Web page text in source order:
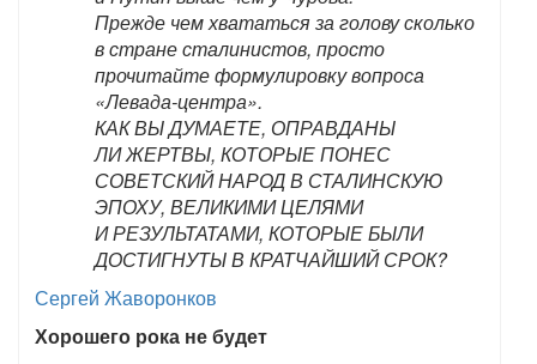
Прежде чем хвататься за голову сколько
в стране сталинистов, просто
прочитайте формулировку вопроса
«Левада-центра».
КАК ВЫ ДУМАЕТЕ, ОПРАВДАНЫ
ЛИ ЖЕРТВЫ, КОТОРЫЕ ПОНЕС
СОВЕТСКИЙ НАРОД В СТАЛИНСКУЮ
ЭПОХУ, ВЕЛИКИМИ ЦЕЛЯМИ
И РЕЗУЛЬТАТАМИ, КОТОРЫЕ БЫЛИ
ДОСТИГНУТЫ В КРАТЧАЙШИЙ СРОК?
Сергей Жаворонков
Хорошего рока не будет